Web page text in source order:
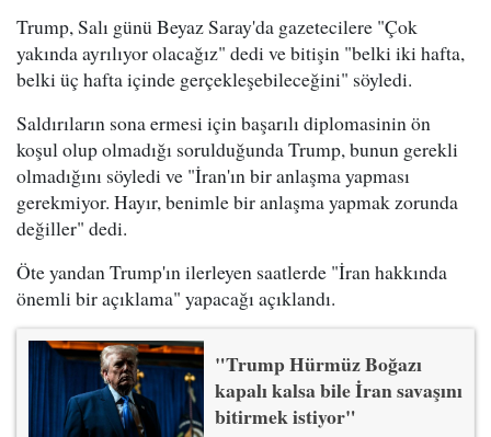
Trump, Salı günü Beyaz Saray'da gazetecilere "Çok
yakında ayrılıyor olacağız" dedi ve bitişin "belki iki hafta,
belki üç hafta içinde gerçekleşebileceğini" söyledi.
Saldırıların sona ermesi için başarılı diplomasinin ön
koşul olup olmadığı sorulduğunda Trump, bunun gerekli
olmadığını söyledi ve "İran'ın bir anlaşma yapması
gerekmiyor. Hayır, benimle bir anlaşma yapmak zorunda
değiller" dedi.
Öte yandan Trump'ın ilerleyen saatlerde "İran hakkında
önemli bir açıklama" yapacağı açıklandı.
"Trump Hürmüz Boğazı
kapalı kalsa bile İran savaşını
bitirmek istiyor"